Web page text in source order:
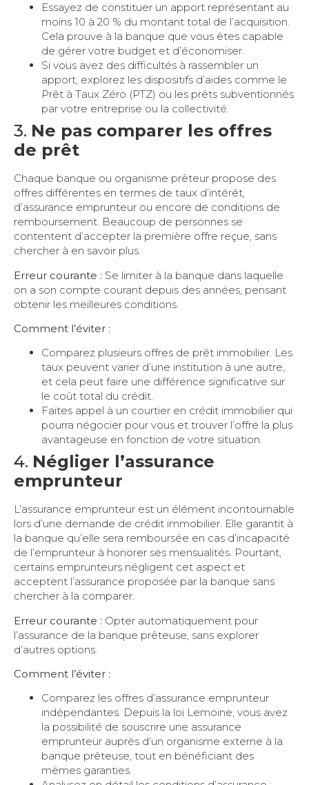
Essayez de constituer un apport représentant au
moins 10 à 20 % du montant total de l’acquisition.
Cela prouve à la banque que vous êtes capable
de gérer votre budget et d’économiser.
Si vous avez des difficultés à rassembler un
apport, explorez les dispositifs d’aides comme le
Prêt à Taux Zéro (PTZ) ou les prêts subventionnés
par votre entreprise ou la collectivité.
3. Ne pas comparer les offres
de prêt
Chaque banque ou organisme prêteur propose des
offres différentes en termes de taux d’intérêt,
d’assurance emprunteur ou encore de conditions de
remboursement. Beaucoup de personnes se
contentent d’accepter la première offre reçue, sans
chercher à en savoir plus.
Erreur courante : Se limiter à la banque dans laquelle
on a son compte courant depuis des années, pensant
obtenir les meilleures conditions.
Comment l’éviter :
Comparez plusieurs offres de prêt immobilier. Les
taux peuvent varier d’une institution à une autre,
et cela peut faire une différence significative sur
le coût total du crédit.
Faites appel à un courtier en crédit immobilier qui
pourra négocier pour vous et trouver l’offre la plus
avantageuse en fonction de votre situation.
4. Négliger l’assurance
emprunteur
L’assurance emprunteur est un élément incontournable
lors d’une demande de crédit immobilier. Elle garantit à
la banque qu’elle sera remboursée en cas d’incapacité
de l’emprunteur à honorer ses mensualités. Pourtant,
certains emprunteurs négligent cet aspect et
acceptent l’assurance proposée par la banque sans
chercher à la comparer.
Erreur courante : Opter automatiquement pour
l’assurance de la banque prêteuse, sans explorer
d’autres options.
Comment l’éviter :
Comparez les offres d’assurance emprunteur
indépendantes. Depuis la loi Lemoine, vous avez
la possibilité de souscrire une assurance
emprunteur auprès d’un organisme externe à la
banque prêteuse, tout en bénéficiant des
mêmes garanties.